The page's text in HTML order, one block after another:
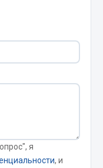
я
, и